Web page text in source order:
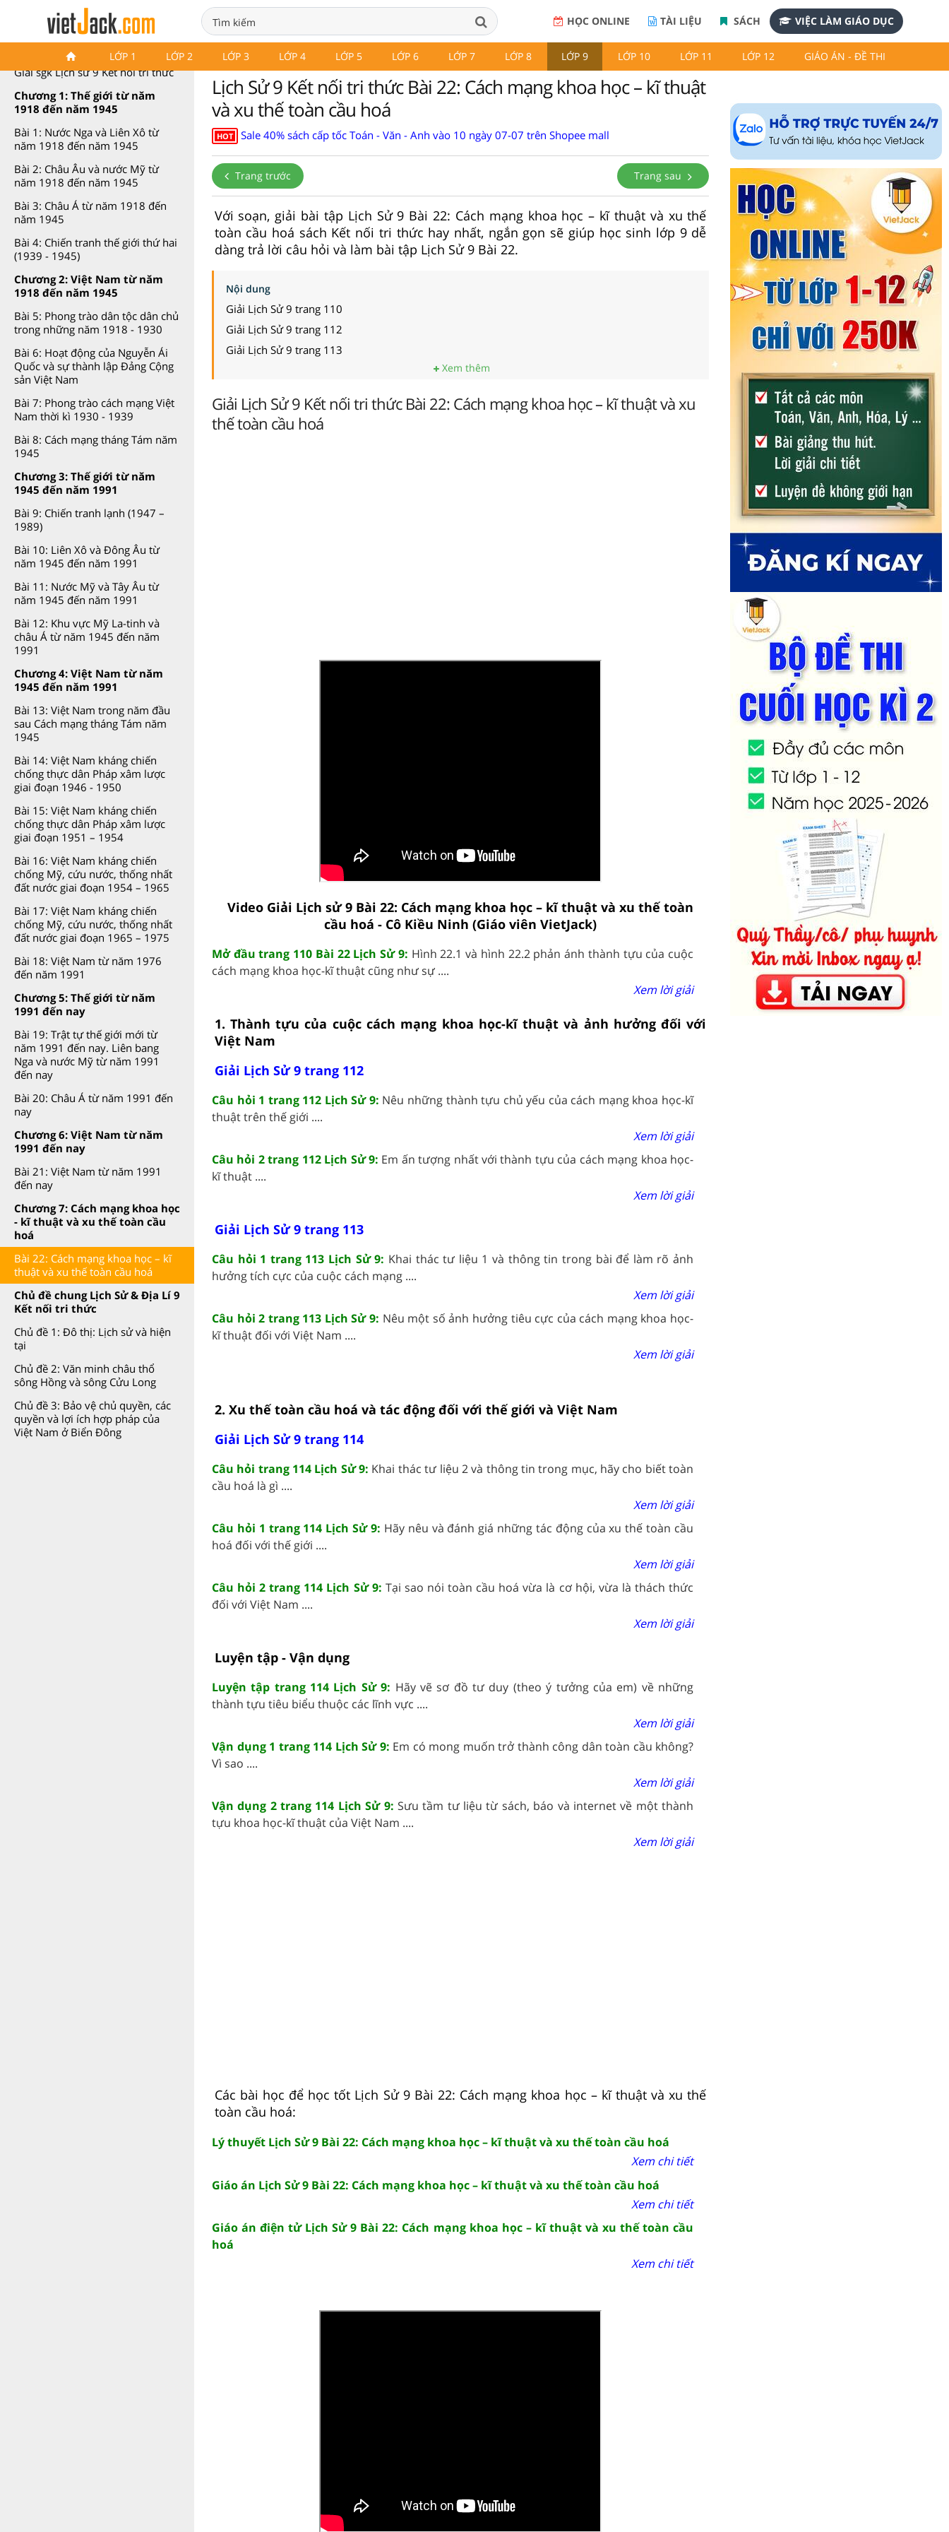
HỌC ONLINE TÀI LIỆU SÁCH VIỆC LÀM GIÁO DỤC
LỚP 1 LỚP 2 LỚP 3 LỚP 4 LỚP 5 LỚP 6 LỚP 7 LỚP 8 LỚP 9 LỚP 10 LỚP 11 LỚP 12 GIÁO ÁN - ĐỀ THI
Lịch sử 9 Kết nối tri thức
Giải sgk Lịch sử 9 Kết nối tri thức
Chương 1: Thế giới từ năm
1918 đến năm 1945
Bài 1: Nước Nga và Liên Xô từ
năm 1918 đến năm 1945
Bài 2: Châu Âu và nước Mỹ từ
năm 1918 đến năm 1945
Bài 3: Châu Á từ năm 1918 đến
năm 1945
Bài 4: Chiến tranh thế giới thứ hai
(1939 - 1945)
Chương 2: Việt Nam từ năm
1918 đến năm 1945
Bài 5: Phong trào dân tộc dân chủ
trong những năm 1918 - 1930
Bài 6: Hoạt động của Nguyễn Ái
Quốc và sự thành lập Đảng Cộng
sản Việt Nam
Bài 7: Phong trào cách mạng Việt
Nam thời kì 1930 - 1939
Bài 8: Cách mạng tháng Tám năm
1945
Chương 3: Thế giới từ năm
1945 đến năm 1991
Bài 9: Chiến tranh lạnh (1947 –
1989)
Bài 10: Liên Xô và Đông Âu từ
năm 1945 đến năm 1991
Bài 11: Nước Mỹ và Tây Âu từ
năm 1945 đến năm 1991
Bài 12: Khu vực Mỹ La-tinh và
châu Á từ năm 1945 đến năm
1991
Chương 4: Việt Nam từ năm
1945 đến năm 1991
Bài 13: Việt Nam trong năm đầu
sau Cách mạng tháng Tám năm
1945
Bài 14: Việt Nam kháng chiến
chống thực dân Pháp xâm lược
giai đoạn 1946 - 1950
Bài 15: Việt Nam kháng chiến
chống thực dân Pháp xâm lược
giai đoạn 1951 – 1954
Bài 16: Việt Nam kháng chiến
chống Mỹ, cứu nước, thống nhất
đất nước giai đoạn 1954 – 1965
Bài 17: Việt Nam kháng chiến
chống Mỹ, cứu nước, thống nhất
đất nước giai đoạn 1965 – 1975
Bài 18: Việt Nam từ năm 1976
đến năm 1991
Chương 5: Thế giới từ năm
1991 đến nay
Bài 19: Trật tự thế giới mới từ
năm 1991 đến nay. Liên bang
Nga và nước Mỹ từ năm 1991
đến nay
Bài 20: Châu Á từ năm 1991 đến
nay
Chương 6: Việt Nam từ năm
1991 đến nay
Bài 21: Việt Nam từ năm 1991
đến nay
Chương 7: Cách mạng khoa học
- kĩ thuật và xu thế toàn cầu
hoá
Bài 22: Cách mạng khoa học – kĩ
thuật và xu thế toàn cầu hoá
Chủ đề chung Lịch Sử & Địa Lí 9
Kết nối tri thức
Chủ đề 1: Đô thị: Lịch sử và hiện
tại
Chủ đề 2: Văn minh châu thổ
sông Hồng và sông Cửu Long
Chủ đề 3: Bảo vệ chủ quyền, các
quyền và lợi ích hợp pháp của
Việt Nam ở Biển Đông
Lịch Sử 9 Kết nối tri thức Bài 22: Cách mạng khoa học – kĩ thuật
và xu thế toàn cầu hoá
HOT Sale 40% sách cấp tốc Toán - Văn - Anh vào 10 ngày 07-07 trên Shopee mall
Trang trước Trang sau
Với soạn, giải bài tập Lịch Sử 9 Bài 22: Cách mạng khoa học – kĩ thuật và xu thế
toàn cầu hoá sách Kết nối tri thức hay nhất, ngắn gọn sẽ giúp học sinh lớp 9 dễ
dàng trả lời câu hỏi và làm bài tập Lịch Sử 9 Bài 22.
Nội dung
Giải Lịch Sử 9 trang 110
Giải Lịch Sử 9 trang 112
Giải Lịch Sử 9 trang 113
Xem thêm
Giải Lịch Sử 9 Kết nối tri thức Bài 22: Cách mạng khoa học – kĩ thuật và xu
thế toàn cầu hoá
Video Giải Lịch sử 9 Bài 22: Cách mạng khoa học – kĩ thuật và xu thế toàn
cầu hoá - Cô Kiều Ninh (Giáo viên VietJack)
Mở đầu trang 110 Bài 22 Lịch Sử 9: Hình 22.1 và hình 22.2 phản ánh thành tựu của cuộc
cách mạng khoa học-kĩ thuật cũng như sự ....
Xem lời giải
1. Thành tựu của cuộc cách mạng khoa học-kĩ thuật và ảnh hưởng đối với
Việt Nam
Giải Lịch Sử 9 trang 112
Câu hỏi 1 trang 112 Lịch Sử 9: Nêu những thành tựu chủ yếu của cách mạng khoa học-kĩ
thuật trên thế giới ....
Xem lời giải
Câu hỏi 2 trang 112 Lịch Sử 9: Em ấn tượng nhất với thành tựu của cách mạng khoa học-
kĩ thuật ....
Xem lời giải
Giải Lịch Sử 9 trang 113
Câu hỏi 1 trang 113 Lịch Sử 9: Khai thác tư liệu 1 và thông tin trong bài để làm rõ ảnh
hưởng tích cực của cuộc cách mạng ....
Xem lời giải
Câu hỏi 2 trang 113 Lịch Sử 9: Nêu một số ảnh hưởng tiêu cực của cách mạng khoa học-
kĩ thuật đối với Việt Nam ....
Xem lời giải
2. Xu thế toàn cầu hoá và tác động đối với thế giới và Việt Nam
Giải Lịch Sử 9 trang 114
Câu hỏi trang 114 Lịch Sử 9: Khai thác tư liệu 2 và thông tin trong mục, hãy cho biết toàn
cầu hoá là gì ....
Xem lời giải
Câu hỏi 1 trang 114 Lịch Sử 9: Hãy nêu và đánh giá những tác động của xu thế toàn cầu
hoá đối với thế giới ....
Xem lời giải
Câu hỏi 2 trang 114 Lịch Sử 9: Tại sao nói toàn cầu hoá vừa là cơ hội, vừa là thách thức
đối với Việt Nam ....
Xem lời giải
Luyện tập - Vận dụng
Luyện tập trang 114 Lịch Sử 9: Hãy vẽ sơ đồ tư duy (theo ý tưởng của em) về những
thành tựu tiêu biểu thuộc các lĩnh vực ....
Xem lời giải
Vận dụng 1 trang 114 Lịch Sử 9: Em có mong muốn trở thành công dân toàn cầu không?
Vì sao ....
Xem lời giải
Vận dụng 2 trang 114 Lịch Sử 9: Sưu tầm tư liệu từ sách, báo và internet về một thành
tựu khoa học-kĩ thuật của Việt Nam ....
Xem lời giải
Các bài học để học tốt Lịch Sử 9 Bài 22: Cách mạng khoa học – kĩ thuật và xu thế
toàn cầu hoá:
Lý thuyết Lịch Sử 9 Bài 22: Cách mạng khoa học – kĩ thuật và xu thế toàn cầu hoá
Xem chi tiết
Giáo án Lịch Sử 9 Bài 22: Cách mạng khoa học – kĩ thuật và xu thế toàn cầu hoá
Xem chi tiết
Giáo án điện tử Lịch Sử 9 Bài 22: Cách mạng khoa học – kĩ thuật và xu thế toàn cầu
hoá
Xem chi tiết